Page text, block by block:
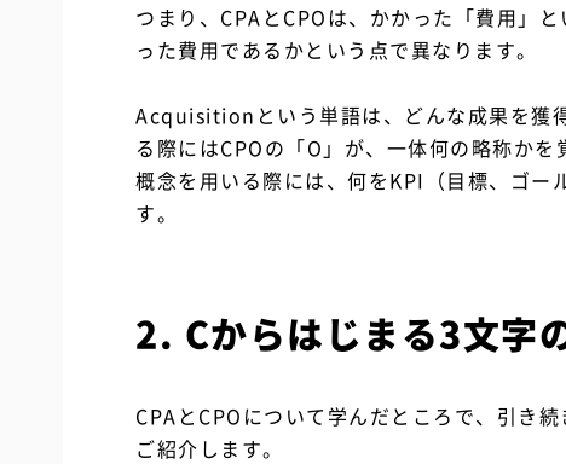
つまり、CPAとCPOは、かかった「費用」
った費用であるかという点で異なります。
Acquisitionという単語は、どんな成果を獲
る際にはCPOの「O」が、一体何の略称か
概念を用いる際には、何をKPI（目標、ゴー
す。
2. Cからはじまる3文字
CPAとCPOについて学んだところで、引き
ご紹介します。